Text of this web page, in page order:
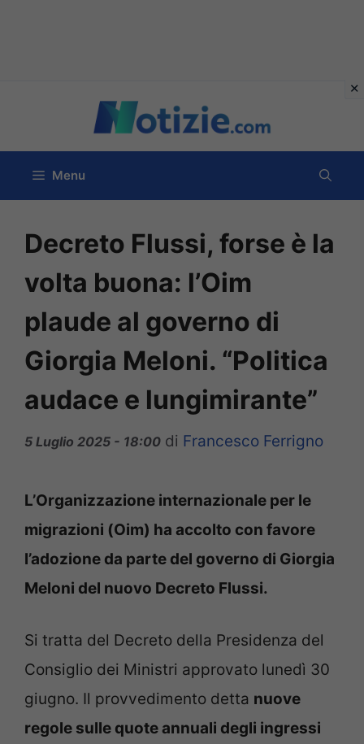
contenuto
Menu
Decreto Flussi, forse è la
volta buona: l’Oim
plaude al governo di
Giorgia Meloni. “Politica
audace e lungimirante”
5 Luglio 2025 - 18:00 di Francesco Ferrigno
L’Organizzazione internazionale per le
migrazioni (Oim) ha accolto con favore
l’adozione da parte del governo di Giorgia
Meloni del nuovo Decreto Flussi.
Si tratta del Decreto della Presidenza del
Consiglio dei Ministri approvato lunedì 30
giugno. Il provvedimento detta nuove
regole sulle quote annuali degli ingressi